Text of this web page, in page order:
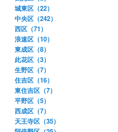
城東区（22）
中央区（242）
西区（71）
浪速区（10）
東成区（8）
此花区（3）
生野区（7）
住吉区（16）
東住吉区（7）
平野区（5）
西成区（7）
天王寺区（35）